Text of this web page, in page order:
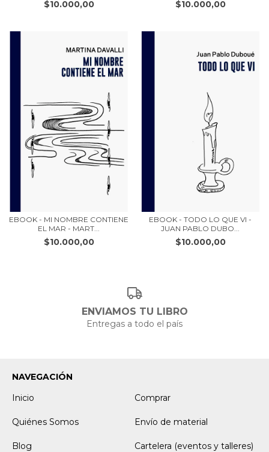
$10.000,00 $10.000,00
EBOOK - MI NOMBRE CONTIENE
EL MAR - MART...
$10.000,00
EBOOK - TODO LO QUE VI -
JUAN PABLO DUBO...
$10.000,00
ENVIAMOS TU LIBRO
Entregas a todo el país
NAVEGACIÓN
Inicio
Comprar
Quiénes Somos Envío de material
Blog Cartelera (eventos y talleres)